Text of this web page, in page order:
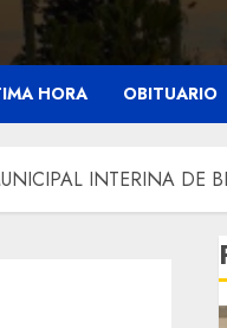
HORA OBITUARIO
INTERINA DE